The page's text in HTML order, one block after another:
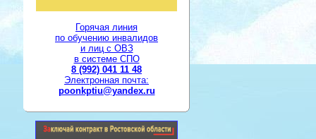
Горячая линия
по обучению инвалидов
и лиц с ОВЗ
в системе СПО
8 (992) 041 11 48
Электронная почта:
poonkptiu@yandex.ru